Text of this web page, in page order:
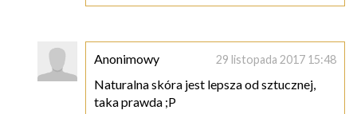
Anonimowy 29 listopada 2017 15:48
Naturalna skóra jest lepsza od sztucznej,
taka prawda ;P